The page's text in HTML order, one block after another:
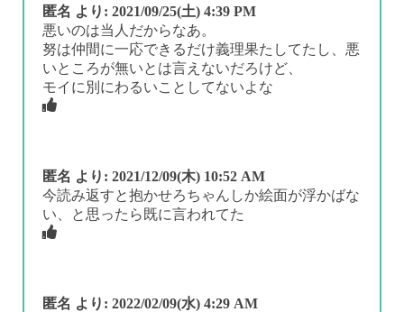
匿名 より: 2021/09/25(土) 4:39 PM
悪いのは当人だからなあ。
努は仲間に一応できるだけ義理果たしてたし、悪
いところが無いとは言えないだろけど、
モイに別にわるいことしてないよな
匿名 より: 2021/12/09(木) 10:52 AM
今読み返すと抱かせろちゃんしか絵面が浮かばな
い、と思ったら既に言われてた
匿名 より: 2022/02/09(水) 4:29 AM